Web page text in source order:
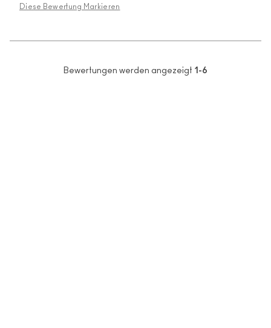
Diese Bewertung Markieren
Bewertungen werden angezeigt 1-6